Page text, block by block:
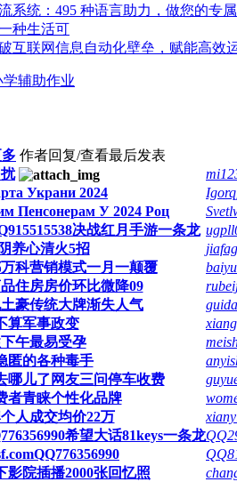
种生活可
学辅助作业
作者回复/查看最后发表
Украни 2024
Пенсонерам У 2024 Роц
决战红月手游一条龙
养心清火5招
科营销模式一月一颠覆
住房房价环比微降09
豪传统大牌渐失人气
算军事政变
午最易受孕
匿的各种毒手
哪儿了网友三问停车收费
者青睐个性化品牌
人成交均价22万
希望大话81keys一条龙
影院插播2000张回忆照